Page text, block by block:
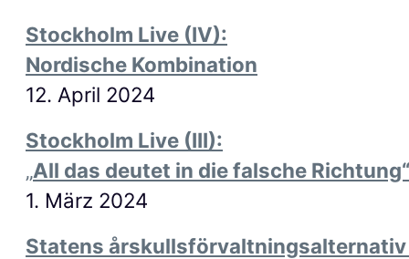
Stockholm Live (IV):
Nordische Kombination
12. April 2024
Stockholm Live (III):
„All das deutet in die falsche Richtung“
1. März 2024
Statens årskullsförvaltningsalternativ